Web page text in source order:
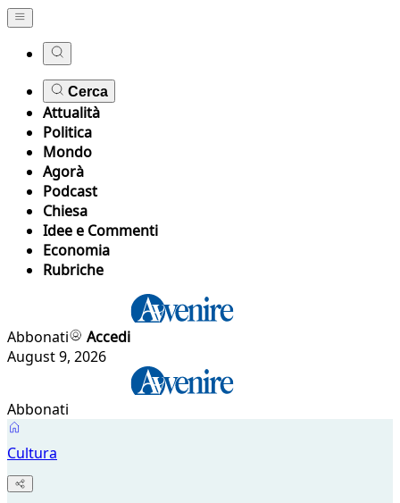
Cerca
Attualità
Politica
Mondo
Agorà
Podcast
Chiesa
Idee e Commenti
Economia
Rubriche
Abbonati
Accedi
August 9, 2026
Abbonati
Cultura